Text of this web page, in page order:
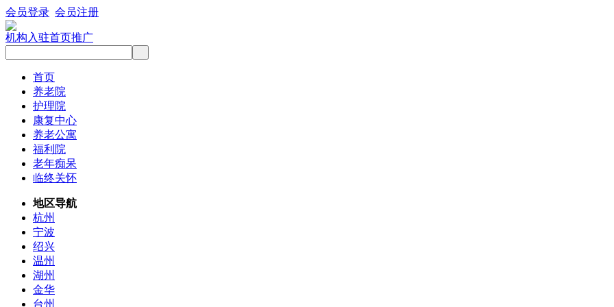
会员登录 会员注册
机构入驻首页推广
首页
养老院
护理院
康复中心
养老公寓
福利院
老年痴呆
临终关怀
地区导航
杭州
宁波
绍兴
温州
湖州
金华
台州